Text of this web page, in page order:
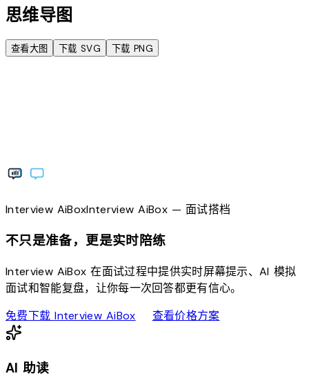
思维导图
查看大图 下载 SVG 下载 PNG
Interview AiBoxInterviewAiBox— 面试搭档
不只是准备，更是实时陪练
Interview AiBox 在面试过程中提供实时屏幕提示、AI 模拟
面试和智能复盘，让你每一次回答都更有信心。
免费下载 Interview AiBoxdownload查看价格方案sell
AI 助读